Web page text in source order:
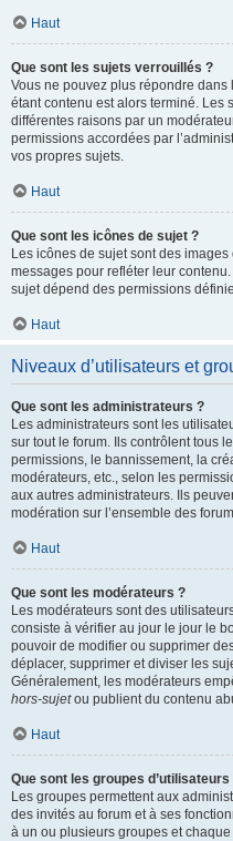
Haut
Que sont les sujets verrouillés ?
Vous ne pouvez plus répondre
étant contenu est alors terminé. Les
différentes raisons par un
permissions accordées par
vos propres sujets.
Haut
Que sont les icônes de sujet ?
Les icônes de sujet sont des
messages pour refléter leur
sujet dépend des permissions
Haut
Niveaux d’utilisateurs et
Que sont les administrateurs ?
Les administrateurs sont les
sur tout le forum. Ils contrôlent tous
permissions, le bannissement, la
modérateurs, etc., selon les
aux autres administrateurs. Ils
modération sur l’ensemble des
Haut
Que sont les modérateurs ?
Les modérateurs sont des
consiste à vérifier au jour le jour le
pouvoir de modifier ou supprimer
déplacer, supprimer et diviser les
Généralement, les modérateurs
hors-sujetou publient du contenu
Haut
Que sont les groupes d’utilisateurs
Les groupes permettent aux
des invités au forum et à ses
à un ou plusieurs groupes et